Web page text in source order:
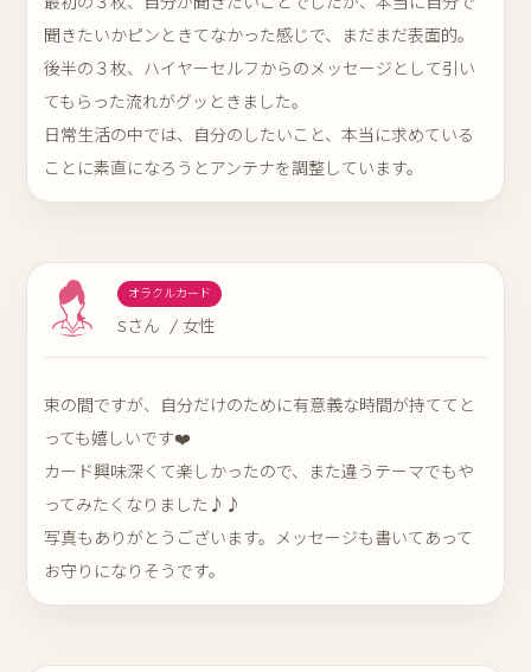
聞きたいかピンときてなかった感じで、まだまだ表面的。
後半の３枚、ハイヤーセルフからのメッセージとして引い
てもらった流れがグッときました。
日常生活の中では、自分のしたいこと、本当に求めている
ことに素直になろうとアンテナを調整しています。
オラクルカード
Sさん / 女性
束の間ですが、自分だけのために有意義な時間が持ててと
っても嬉しいです❤️
カード興味深くて楽しかったので、また違うテーマでもや
ってみたくなりました♪♪
写真もありがとうございます。メッセージも書いてあって
お守りになりそうです。